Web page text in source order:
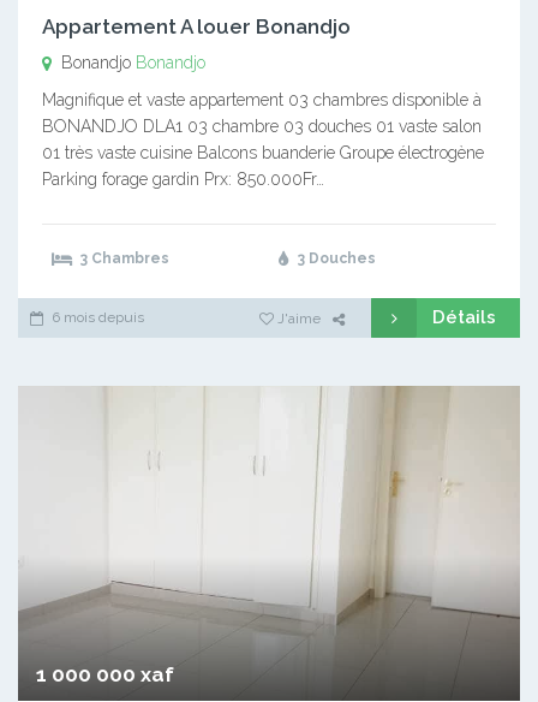
Appartement A louer Bonandjo
Bonandjo Bonandjo
Magnifique et vaste appartement 03 chambres disponible à
BONANDJO DLA1 03 chambre 03 douches 01 vaste salon
01 très vaste cuisine Balcons buanderie Groupe électrogène
Parking forage gardin Prx: 850.000Fr…
3 Chambres 3 Douches
6 mois depuis J'aime Détails
1 000 000 xaf